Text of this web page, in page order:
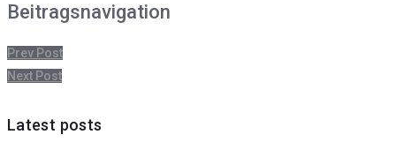
Beitragsnavigation
Prev Post
Next Post
Latest posts